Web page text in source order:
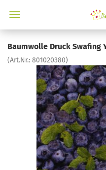
Baumwolle Druck Swafing
(Art.Nr.: 801020380)